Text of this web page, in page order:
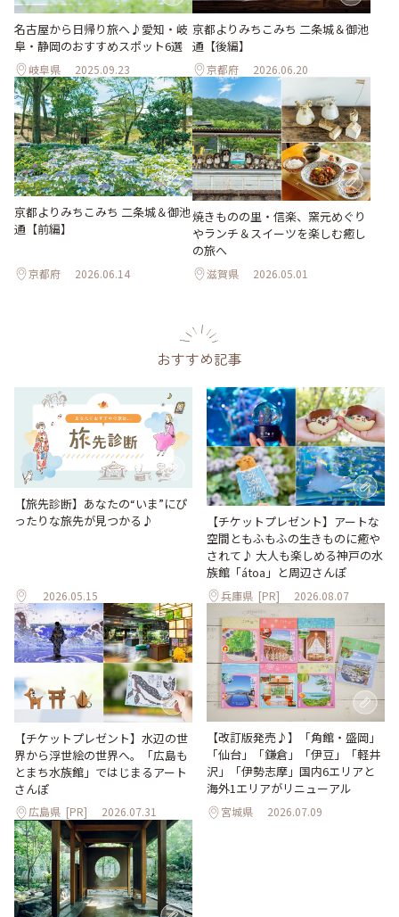
名古屋から日帰り旅へ♪愛知・岐
阜・静岡のおすすめスポット6選
岐阜県 2025.09.23
京都よりみちこみち 二条城＆御池
通【後編】
京都府 2026.06.20
京都よりみちこみち 二条城＆御池
通【前編】
京都府 2026.06.14
焼きものの里・信楽、窯元めぐり
やランチ＆スイーツを楽しむ癒し
の旅へ
滋賀県 2026.05.01
おすすめ記事
【旅先診断】あなたの“いま”にぴ
ったりな旅先が見つかる♪
2026.05.15
【チケットプレゼント】アートな
空間ともふもふの生きものに癒や
されて♪ 大人も楽しめる神戸の水
族館「átoa」と周辺さんぽ
兵庫県 [PR] 2026.08.07
【チケットプレゼント】水辺の世
界から浮世絵の世界へ。「広島も
とまち水族館」ではじまるアート
さんぽ
広島県 [PR] 2026.07.31
【改訂版発売♪】「角館・盛岡」
「仙台」「鎌倉」「伊豆」「軽井
沢」「伊勢志摩」国内6エリアと
海外1エリアがリニューアル
宮城県 2026.07.09